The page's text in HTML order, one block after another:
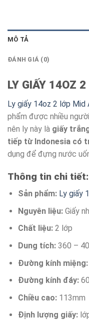
MÔ TẢ
ĐÁNH GIÁ (0)
LY GIẤY 14OZ
Ly giấy 14oz 2 lớp Mid
phẩm được nhiều
nên ly này là giấy
tiếp từ Indonesia có
dụng để đựng nước
Thông tin chi tiết:
Sản phẩm: Ly giấy
Nguyên liệu: Giấy
Chất liệu: 2 lớp
Dung tích: 360 –
Đường kính miệng:
Đường kính đáy:
Chiều cao: 113mm
Định lượng giấy: